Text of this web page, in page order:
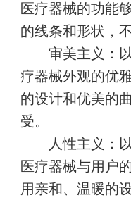
医疗器械的功能
的线条和形状，
审美主义：
疗器械外观的优
的设计和优美的
受。
人性主义：
医疗器械与用户
用亲和、温暖的